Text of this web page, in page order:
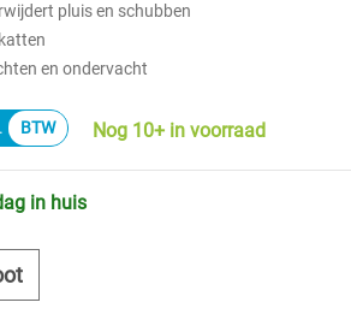
pluis en schubben
en ondervacht
Nog 10+ in voorraad
in huis